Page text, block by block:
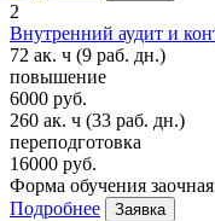
2
Внутренний аудит и
72 ак. ч (9 раб. дн.)
повышение
6000 руб.
260 ак. ч (33 раб. дн.)
переподготовка
16000 руб.
Форма обучения заочная
Подробнее
Заявка